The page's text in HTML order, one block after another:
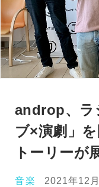
androp、ラ
ブ×演劇」
トーリーが
音楽 2021年12